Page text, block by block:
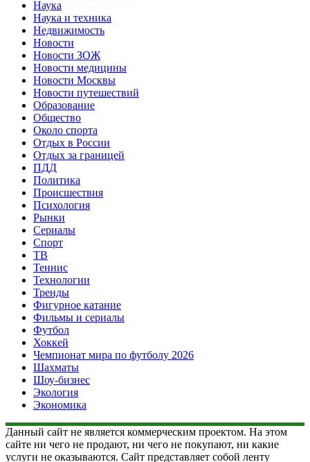
Наука
Наука и техника
Недвижимость
Новости
Новости ЗОЖ
Новости медицины
Новости Москвы
Новости путешествий
Образование
Общество
Около спорта
Отдых в России
Отдых за границей
ПДД
Политика
Происшествия
Психология
Рынки
Сериалы
Спорт
ТВ
Теннис
Технологии
Тренды
Фигурное катание
Фильмы и сериалы
Футбол
Хоккей
Чемпионат мира по футболу 2026
Шахматы
Шоу-бизнес
Экология
Экономика
Данный сайт не является коммерческим проектом. На этом
сайте ни чего не продают, ни чего не покупают, ни какие
услуги не оказываются. Сайт представляет собой ленту